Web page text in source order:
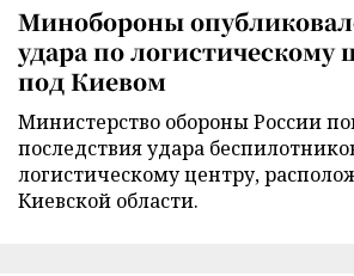
Минобороны
удара по логистическому
под Киевом
Министерство обороны России
последствия удара
логистическому центру,
Киевской области.